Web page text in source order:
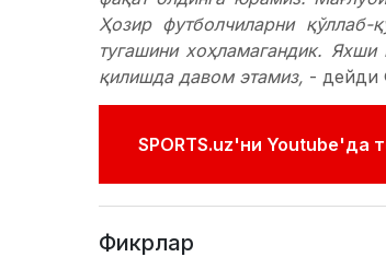
Ҳозир футболчиларни
тугашини хоҳламагандик.
қилишда давом этамиз, - дейди
SPORTS.uz'ни Youtube'да
Фикрлар